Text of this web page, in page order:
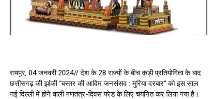
रायपुर, 04 जनवरी 2024// देश के 28 राज्यों के बीच कड़ी प्रतियोगिता के बाद
छत्तीसगढ़ की झांकी “बस्तर की आदिम जनसंसद : मुरिया दरबार” को इस साल
नई दिल्ली में होने वाली गणतंत्र-दिवस परेड के लिए चयनित कर लिया गया है।